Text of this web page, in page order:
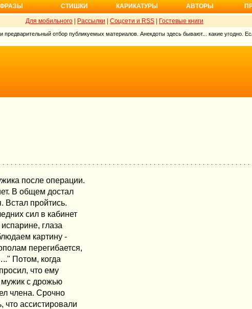
ФРАЗЫ СТИШКИ КАРИКАТУРЫ АВТОРЫ
Для мобильного Рассылки Соцсети и RSS Гостевые книги
предварительный отбор публикуемых материалов. Анекдоты здесь бывают... какие угодно.
после операции.
В общем достал
Встал пройтись.
сил в кабинет
глаза
картину -
перегибается,
Потом, когда
что ему
мужик с дрожью
члена. Срочно
что ассистировали